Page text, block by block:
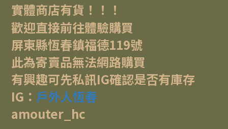
實體商店有貨！！！
歡迎直接前往體驗購買
屏東縣恆春鎮福德119號
此為寄賣品無法網路購買
有興趣可先私訊IG確認是否有庫存
IG： 戶外人恆春
amouter_hc